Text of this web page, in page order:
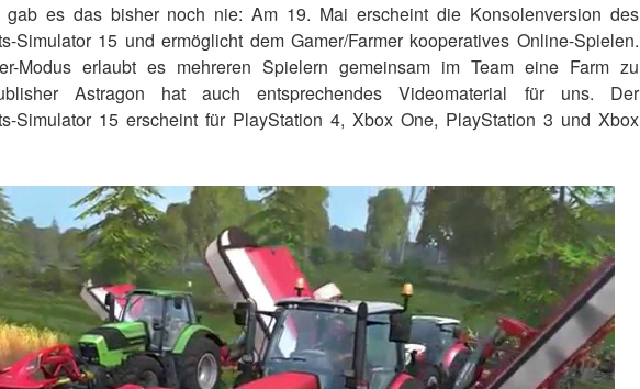
gab es das bisher noch nie: Am 19. Mai erscheint die Konsolenversion des
Simulator 15 und ermöglicht dem Gamer/Farmer kooperatives Online-Spielen.
Modus erlaubt es mehreren Spielern gemeinsam im Team eine Farm zu
Astragon hat auch entsprechendes Videomaterial für uns. Der
Simulator 15 erscheint für PlayStation 4, Xbox One, PlayStation 3 und Xbox